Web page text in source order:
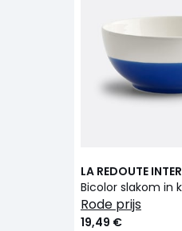
LA REDOUTE
Bicolor slakom in
rode prijs
19,49 €